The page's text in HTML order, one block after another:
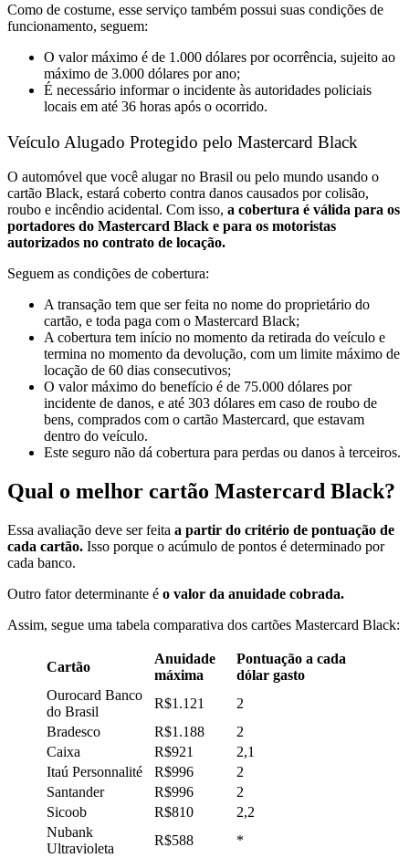
Como de costume, esse serviço também possui suas condições de
funcionamento, seguem:
O valor máximo é de 1.000 dólares por ocorrência, sujeito ao
máximo de 3.000 dólares por ano;
É necessário informar o incidente às autoridades policiais
locais em até 36 horas após o ocorrido.
Veículo Alugado Protegido pelo Mastercard Black
O automóvel que você alugar no Brasil ou pelo mundo usando o
cartão Black, estará coberto contra danos causados por colisão,
roubo e incêndio acidental. Com isso, a cobertura é válida para os
portadores do Mastercard Black e para os motoristas
autorizados no contrato de locação.
Seguem as condições de cobertura:
A transação tem que ser feita no nome do proprietário do
cartão, e toda paga com o Mastercard Black;
A cobertura tem início no momento da retirada do veículo e
termina no momento da devolução, com um limite máximo de
locação de 60 dias consecutivos;
O valor máximo do benefício é de 75.000 dólares por
incidente de danos, e até 303 dólares em caso de roubo de
bens, comprados com o cartão Mastercard, que estavam
dentro do veículo.
Este seguro não dá cobertura para perdas ou danos à terceiros.
Qual o melhor cartão Mastercard Black?
Essa avaliação deve ser feita a partir do critério de pontuação de
cada cartão. Isso porque o acúmulo de pontos é determinado por
cada banco.
Outro fator determinante é o valor da anuidade cobrada.
Assim, segue uma tabela comparativa dos cartões Mastercard Black:
Cartão
Anuidade
máxima
Pontuação a cada
dólar gasto
Ourocard Banco
do Brasil
R$1.121
2
Bradesco
R$1.188
2
Caixa
R$921
2,1
Itaú Personnalité
R$996
2
Santander
R$996
2
Sicoob
R$810
2,2
Nubank
Ultravioleta
R$588 *